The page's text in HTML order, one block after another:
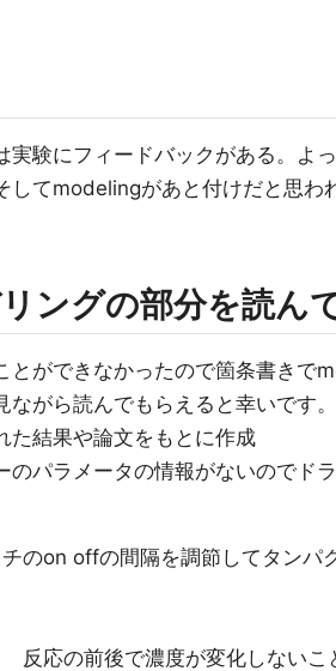
実験にフィードバックがある。よ
してmodelingがあと付けだと思わ
ングの部分を読ん
ができなかったので箇条書きで
がら読んでもらえると幸いです。
た結果や論文をもとに作成
のパラメータの情報がないのでド
のon offの間隔を調節してタンパ
反応の前後で濃度が変化しないこ